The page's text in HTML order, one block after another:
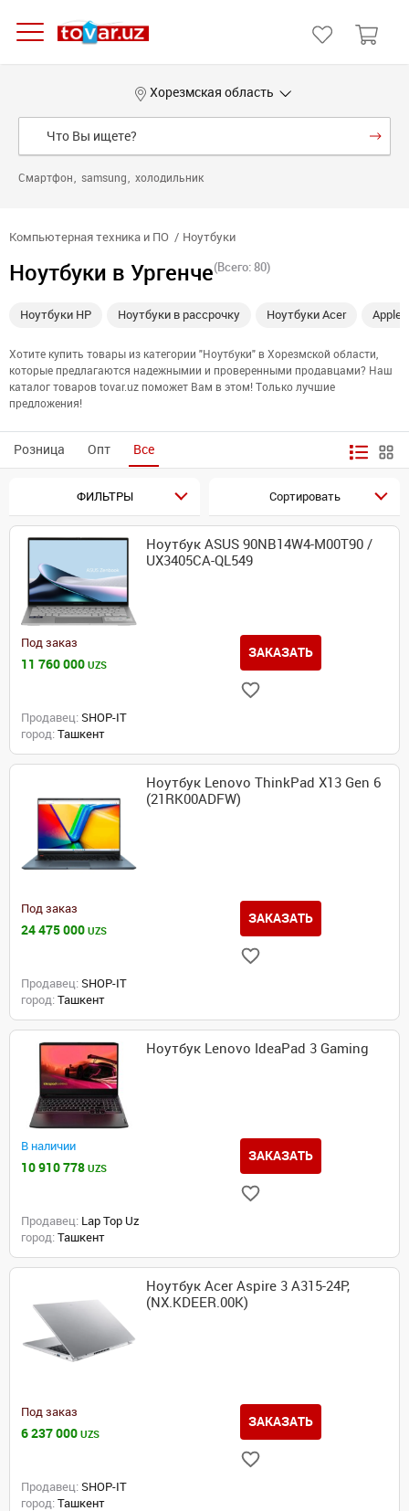
Хорезмская область
Смартфон samsung холодильник
Компьютерная техника и ПО Ноутбуки
Ноутбуки в Ургенче(Всего: 80)
Ноутбуки HP Ноутбуки в рассрочку Ноутбуки Acer Apple
Хотите купить товары из категории "Ноутбуки" в Хорезмской области,
которые предлагаются надежнымии и проверенными продавцами? Наш
каталог товаров tovar.uz поможет Вам в этом! Только лучшие
предложения!
Розница Опт Все
ФИЛЬТРЫ Сортировать
Ноутбук ASUS 90NB14W4-M00T90 /
UX3405CA-QL549
Под заказ
11 760 000 UZS
ЗАКАЗАТЬ
Продавец: SHOP-IT
город: Ташкент
Ноутбук Lenovo ThinkPad X13 Gen 6
(21RK00ADFW)
Под заказ
24 475 000 UZS
ЗАКАЗАТЬ
Продавец: SHOP-IT
город: Ташкент
Ноутбук Lenovo IdeaPad 3 Gaming
В наличии
10 910 778 UZS
ЗАКАЗАТЬ
Продавец: Lap Top Uz
город: Ташкент
Ноутбук Acer Aspire 3 A315-24P,
(NX.KDEER.00K)
Под заказ
6 237 000 UZS
ЗАКАЗАТЬ
Продавец: SHOP-IT
город: Ташкент